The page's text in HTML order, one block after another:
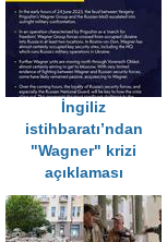
İngiliz
istihbaratı’ndan
"Wagner" krizi
açıklaması